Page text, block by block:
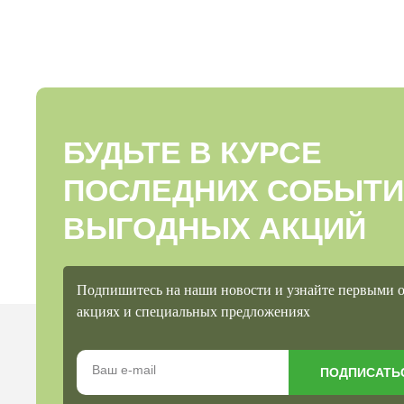
БУДЬТЕ В КУРСЕ
ПОСЛЕДНИХ
ВЫГОДНЫХ АКЦИЙ
Подпишитесь на наши новости и узнайте первыми
акциях и специальных предложениях